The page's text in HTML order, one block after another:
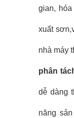
gian,
xuất
nhà máy
phân
dễ dàng
năng